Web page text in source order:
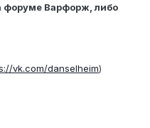
форуме Варфорж, либо
vk.com/danselheim)